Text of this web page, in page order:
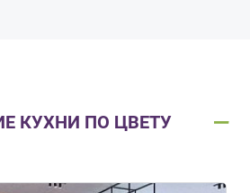
КУХНИ ПО ЦВЕТУ